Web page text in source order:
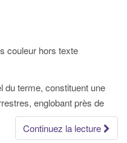
couleur hors texte
du terme, constituent une
englobant près de
Continuez la lecture